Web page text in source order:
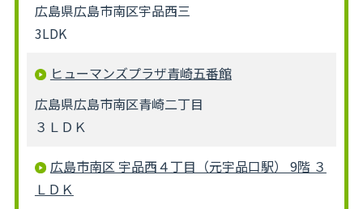
広島県広島市南区宇品西三
3LDK
ヒューマンズプラザ青崎五番館
広島県広島市南区青崎二丁目
３ＬＤＫ
広島市南区 宇品西４丁目（元宇品口駅） 9階 ３
ＬＤＫ